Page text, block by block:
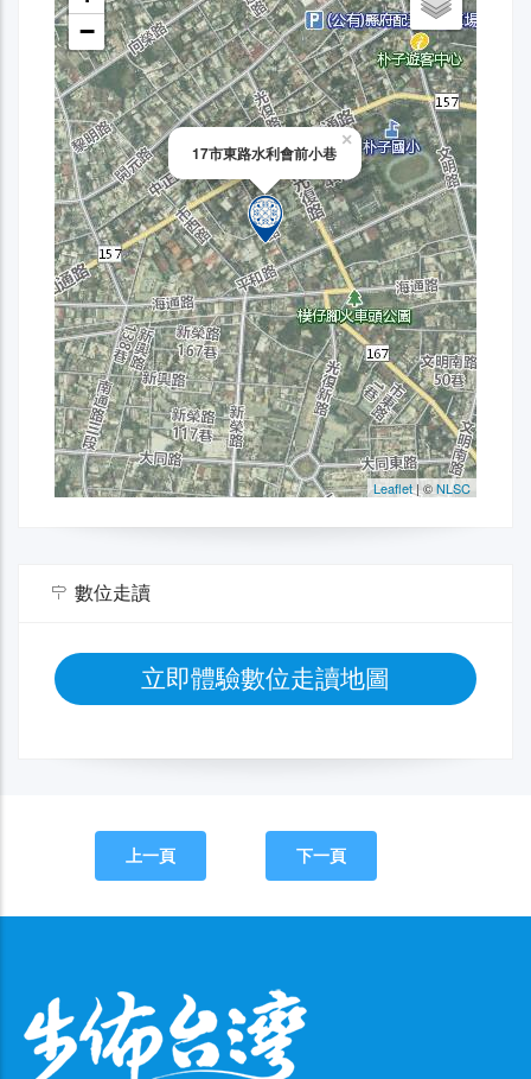
數位走讀
立即體驗數位走讀地圖
上一頁 下一頁